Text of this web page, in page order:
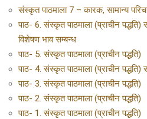
संस्कृत पाठमाला 7 – कारक, सामान्य
पाठ- 6. संस्कृत पाठमाला (प्राचीन पद्धति)
विशेषण भाव सम्बन्ध
पाठ- 5. संस्कृत पाठमाला (प्राचीन पद्धति)
पाठ- 4. संस्कृत पाठमाला (प्राचीन पद्धति)
पाठ- 3. संस्कृत पाठमाला (प्राचीन पद्धति)
पाठ- 2. संस्कृत पाठमाला (प्राचीन पद्धति)
पाठ- 1. संस्कृत पाठमाला (प्राचीन पद्धति)